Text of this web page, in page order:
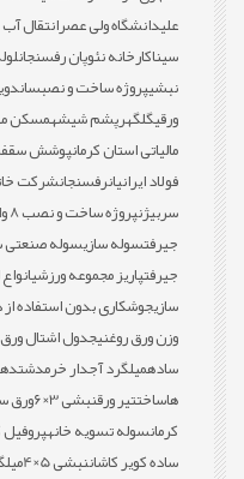
علیدانشگاه ولی عصرانتقال
سیناکارخانه نئوپان رفسنجان
نبشیپروژه ساخت و نصب
ورقیگلگهرپشم شیشهمسکن
مالیاتی استان کرمانپوشش سقف
فولاد ایرانیانرفسنجانشرکت
سربیژنپروژه ساخت و نصب 8 واحدی
جیرفتسوله سازیسوله صنعتی
جیرفتپاریز مجموعه ورزشی
سازیجوشکاری بدون استفاده
وزن ورق روغنیجدول اشتال
سادهمیلگرد آجدار خرمدشت
هاساختتیر ورقنبشی 3×6 ورق
کرمانسوله تسویه خانهپروفیل
ساده کویر کاشاننبشی 5×4